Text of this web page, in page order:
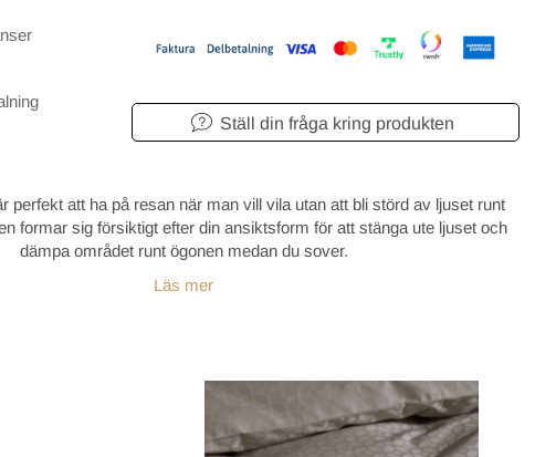
Ställ din fråga kring produkten
perfekt att ha på resan när man vill vila utan att bli störd av ljuset runt
formar sig försiktigt efter din ansiktsform för att stänga ute ljuset och
dämpa området runt ögonen medan du sover.
Läs mer